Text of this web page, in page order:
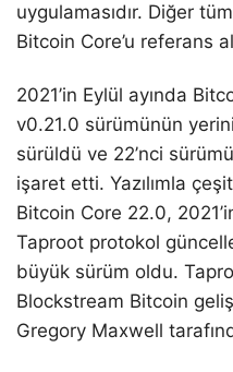
uygulamasıdır. Diğer
Bitcoin Core’u referans
2021’in Eylül ayında
v0.21.0 sürümünün
sürüldü ve 22’nci
işaret etti. Yazılımla
Bitcoin Core 22.0,
Taproot protokol
büyük sürüm oldu.
Blockstream Bitcoin
Gregory Maxwell